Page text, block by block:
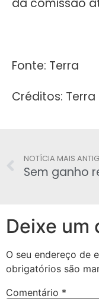
da comissão
Fonte: Terra
Créditos: Terra
NOTÍCIA MAIS
Deixe um
O seu endereço de
obrigatórios são
Comentário *